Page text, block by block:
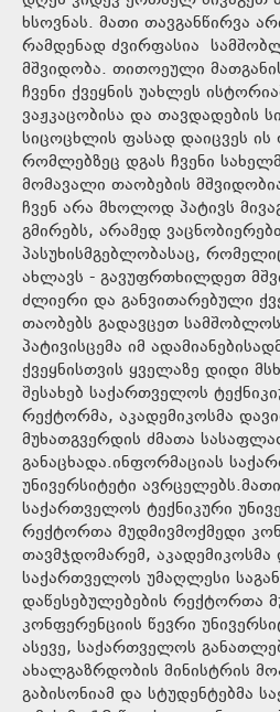
ხსოვნას. მათი თავგანწირვა
რამდენად ძვირფასია
მშვიდობა. თითოეული
ჩვენი ქვეყნის უახლეს
ვაჟკაცობისა და თავდადების
სიცოცხლის ფასად დაიცვეს ის
რომლებზეც დგას ჩვენი
მომავალი თაობების
ჩვენ არა მხოლოდ პატივს
გმირებს, არამედ
პასუხისმგებლობასაც,
ახლავს - გავუფრთხილდეთ
ძლიერი და განვითარებული
თაობებს გადავცეთ
პატივისცემა იმ
ქვეყნისთვის ყველაზე დიდი
შესახებ საქართველოს
რექტორმა, აკადემიკოსმა
მუხათგვერდის ძმათა
განაცხადა.ინფორმაციას
უნივერსიტეტი
საქართველოს ტექნიკური
რექტორთა მუდმივმოქმედი
თავმჯდომარემ, აკადემიკოსმა
საქართველოს უმაღლესი
დაწესებულებების რექტორთა
კონფერენციის წევრი
ასევე, საქართველოს
ახალგაზრდობის მინისტრის
გაბისონიამ და სტუდენტებმა